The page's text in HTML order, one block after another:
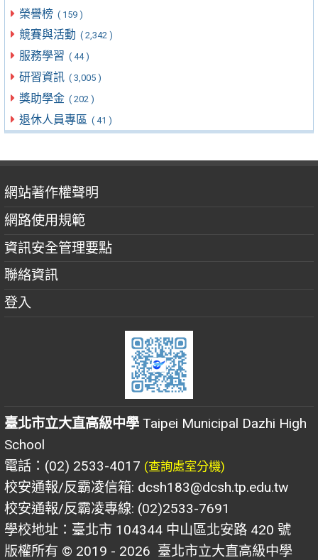
榮譽榜 ( 159 )
競賽與活動 ( 2,342 )
服務學習 ( 44 )
研習資訊 ( 3,005 )
獎助學金 ( 202 )
退休人員專區 ( 41 )
網站著作權聲明
網路使用規範
資訊安全管理要點
聯絡資訊
登入
臺北市立大直高級中學 Taipei Municipal Dazhi High
School
電話：(02) 2533-4017 (查詢處室分機)
校安通報/反霸凌信箱: dcsh183@dcsh.tp.edu.tw
校安通報/反霸凌專線: (02)2533-7691
學校地址：臺北市 104344 中山區北安路 420 號
版權所有 © 2019 - 2026 臺北市立大直高級中學